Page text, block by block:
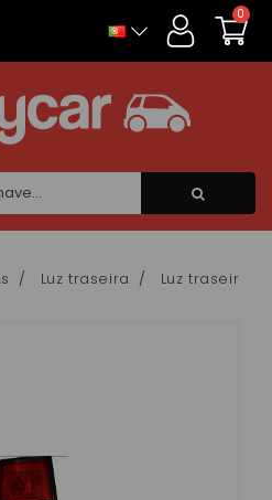
0
Luz traseira Luz traseira
Cookies